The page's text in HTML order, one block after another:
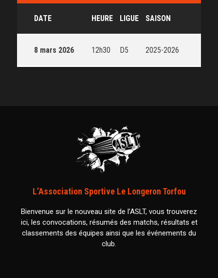
DATE HEURE LIGUE SAISON
8 mars 2026 12h30 D5 2025-2026
L’Association Sportive Le Longeron Torfou
Bienvenue sur le nouveau site de l’ASLT, vous trouverez
ici, les convocations, résumés des matchs, résultats et
classements des équipes ainsi que les événements du
club.